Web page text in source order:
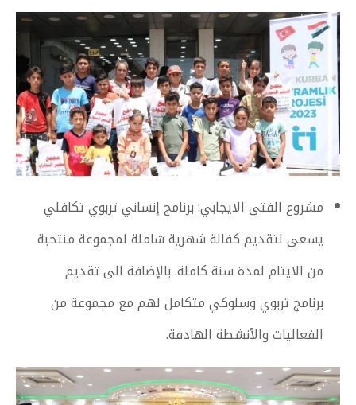
مشروع الفتى الايجابي: برنامج إنساني تربوي تكافلي
يسعى لتقديم كفالة شهرية شاملة لمجموعة منتخبة
من الايتام لمدة سنة كاملة. بالإضافة الى تقديم
برنامج تربوي وسلوكي متكامل لهم مع مجموعة من
الفعاليات والأنشطة الهادفة.